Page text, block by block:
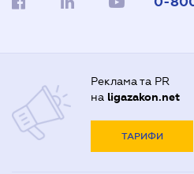
Реклама та PR
на ligazakon.net
ТАРИФИ